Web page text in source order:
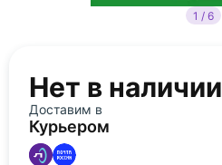
1 / 6
Нет в наличии
Доставим в
Курьером